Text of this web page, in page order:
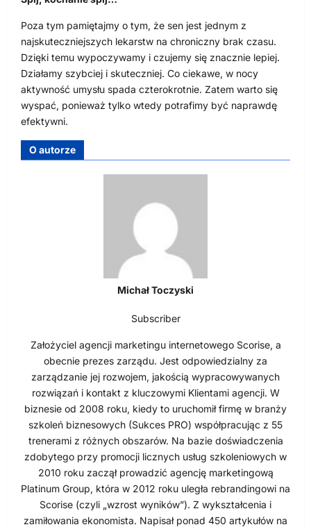
Poza tym pamiętajmy o tym, że sen jest jednym z
najskuteczniejszych lekarstw na chroniczny brak czasu.
Dzięki temu wypoczywamy i czujemy się znacznie lepiej.
Działamy szybciej i skuteczniej. Co ciekawe, w nocy
aktywność umysłu spada czterokrotnie. Zatem warto się
wyspać, ponieważ tylko wtedy potrafimy być naprawdę
efektywni.
O autorze
Michał Toczyski
Subscriber
Założyciel agencji marketingu internetowego Scorise, a
obecnie prezes zarządu. Jest odpowiedzialny za
zarządzanie jej rozwojem, jakością wypracowywanych
rozwiązań i kontakt z kluczowymi Klientami agencji. W
biznesie od 2008 roku, kiedy to uruchomił firmę w branży
szkoleń biznesowych (Sukces PRO) współpracując z 55
trenerami z różnych obszarów. Na bazie doświadczenia
zdobytego przy promocji licznych usług szkoleniowych w
2010 roku zaczął prowadzić agencję marketingową
Platinum Group, która w 2012 roku uległa rebrandingowi na
Scorise (czyli „wzrost wyników”). Z wykształcenia i
zamiłowania ekonomista. Napisał ponad 450 artykułów na